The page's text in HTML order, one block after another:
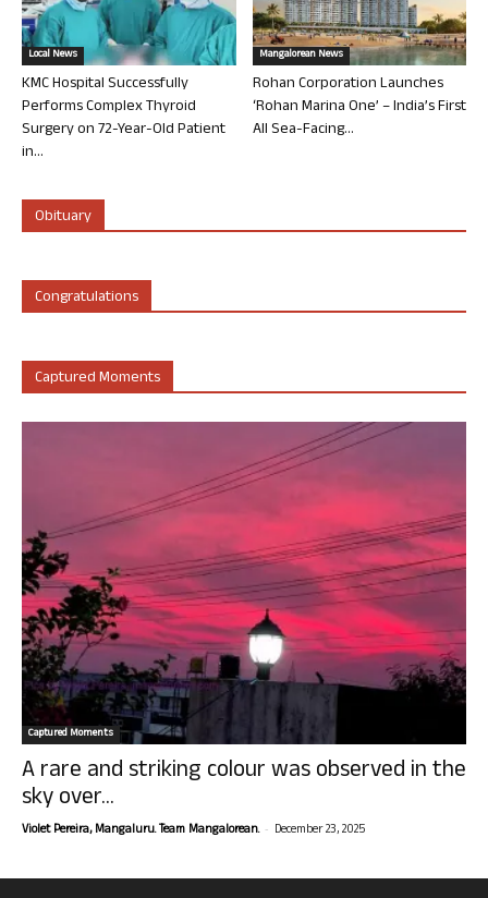
Local News
KMC Hospital Successfully
Performs Complex Thyroid
Surgery on 72-Year-Old Patient
in...
Mangalorean News
Rohan Corporation Launches
‘Rohan Marina One’ – India’s First
All Sea-Facing...
Obituary
Congratulations
Captured Moments
Captured Moments
A rare and striking colour was observed in the
sky over...
Violet Pereira, Mangaluru. Team Mangalorean. - December 23, 2025